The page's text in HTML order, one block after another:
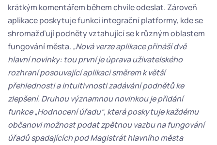
krátkým komentářem během chvíle odeslat. Zároveň
aplikace poskytuje funkci integrační platformy, kde se
shromažďují podněty vztahující se k různým oblastem
fungování města. „Nová verze aplikace přináší dvě
hlavní novinky: tou první je úprava uživatelského
rozhraní posouvající aplikaci směrem k větší
přehlednosti a intuitivnosti zadávání podnětů ke
zlepšení. Druhou významnou novinkou je přidání
funkce „Hodnocení úřadu“, která poskytuje každému
občanovi možnost podat zpětnou vazbu na fungování
úřadů spadajících pod Magistrát hlavního města